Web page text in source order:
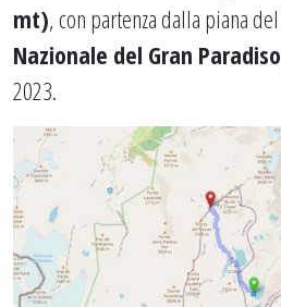
mt), con partenza dalla piana del
Nazionale del Gran Paradiso
2023.